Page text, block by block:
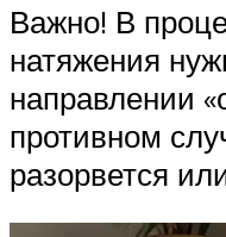
Важно! В
натяжения
направлении
противном
разорвется